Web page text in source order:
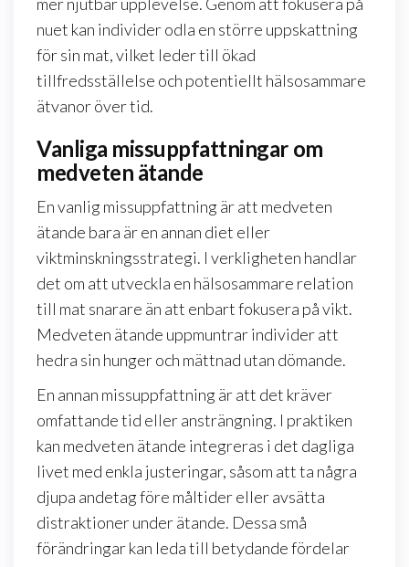
nuet kan individer odla en större uppskattning
för sin mat, vilket leder till ökad
tillfredsställelse och potentiellt hälsosammare
ätvanor över tid.
Vanliga missuppfattningar om
medveten ätande
En vanlig missuppfattning är att medveten
ätande bara är en annan diet eller
viktminskningsstrategi. I verkligheten handlar
det om att utveckla en hälsosammare relation
till mat snarare än att enbart fokusera på vikt.
Medveten ätande uppmuntrar individer att
hedra sin hunger och mättnad utan dömande.
En annan missuppfattning är att det kräver
omfattande tid eller ansträngning. I praktiken
kan medveten ätande integreras i det dagliga
livet med enkla justeringar, såsom att ta några
djupa andetag före måltider eller avsätta
distraktioner under ätande. Dessa små
förändringar kan leda till betydande fördelar